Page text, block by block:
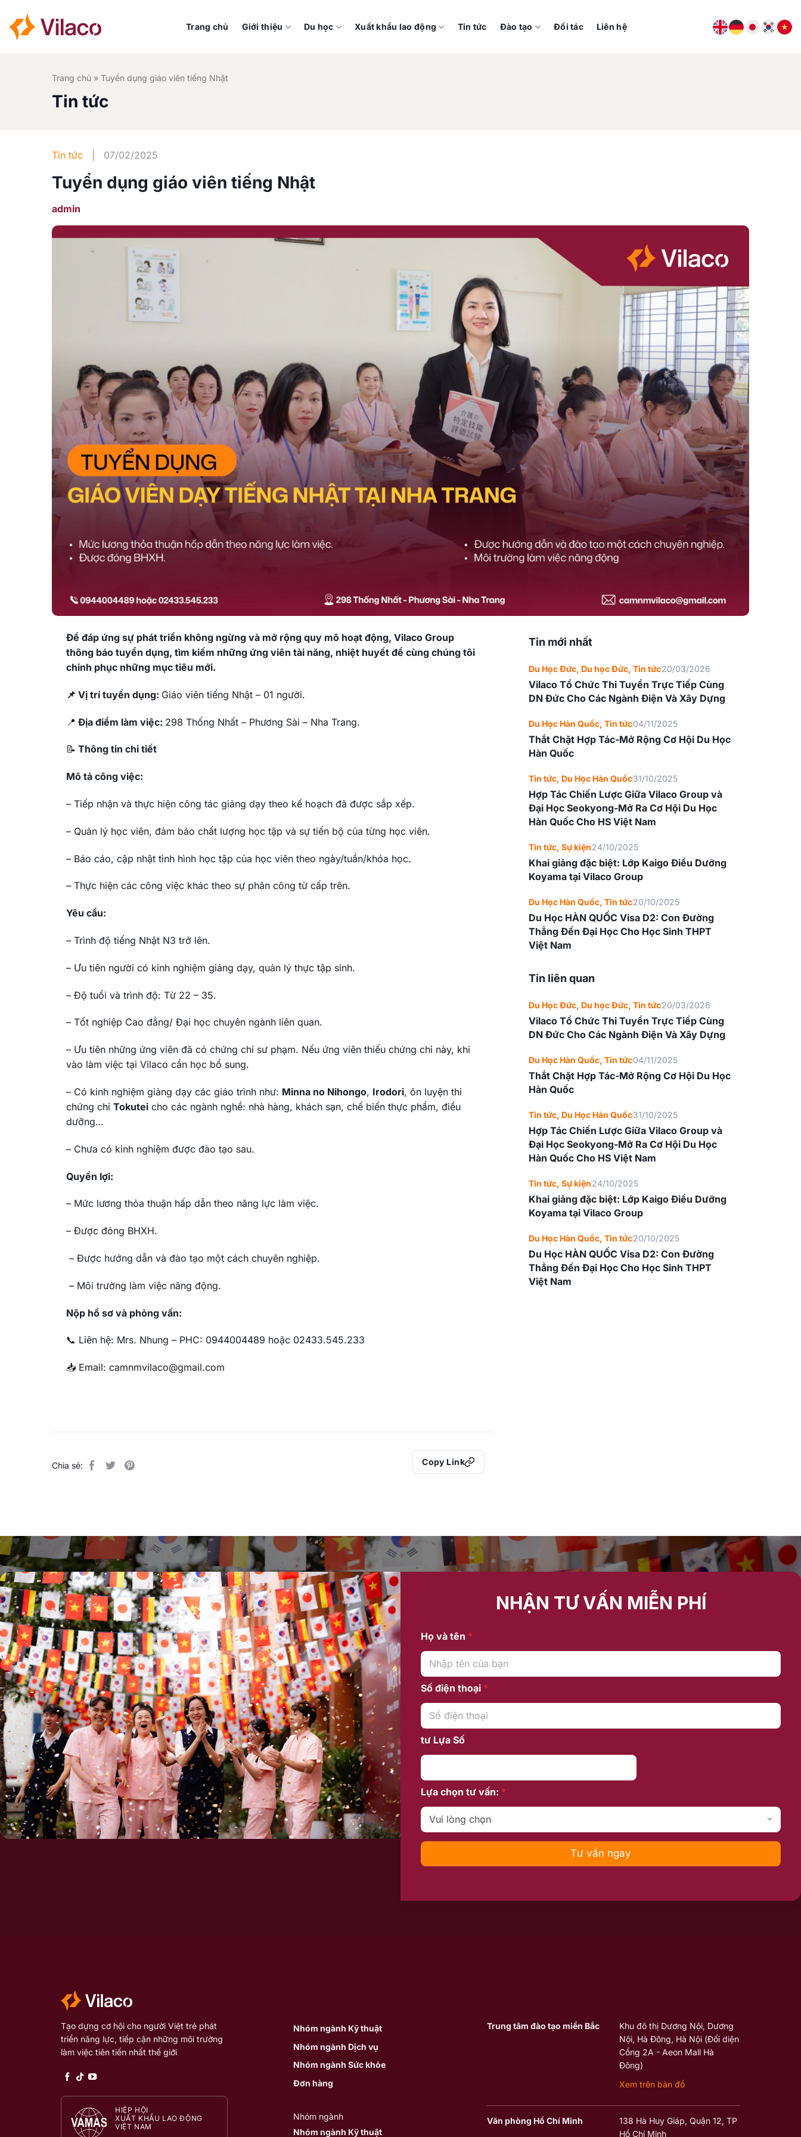
nội
Trang chủ Giới thiệu Du học Xuất khẩu lao động Tin tức Đào tạo Đối tác Liên hệ
Trang chủ » Tuyển dụng giáo viên tiếng Nhật
Tin tức
Tin tức 07/02/2025
Tuyển dụng giáo viên tiếng Nhật
admin
Để đáp ứng sự phát triển không ngừng và mở rộng quy mô hoạt động, Vilaco Group
thông báo tuyển dụng, tìm kiếm những ứng viên tài năng, nhiệt huyết để cùng chúng tôi
chinh phục những mục tiêu mới.
📌 Vị trí tuyển dụng: Giáo viên tiếng Nhật – 01 người.
📍 Địa điểm làm việc: 298 Thống Nhất – Phương Sài – Nha Trang.
📝 Thông tin chi tiết
Mô tả công việc:
– Tiếp nhận và thực hiện công tác giảng dạy theo kế hoạch đã được sắp xếp.
– Quản lý học viên, đảm bảo chất lượng học tập và sự tiến bộ của từng học viên.
– Báo cáo, cập nhật tình hình học tập của học viên theo ngày/tuần/khóa học.
– Thực hiện các công việc khác theo sự phân công từ cấp trên.
Yêu cầu:
– Trình độ tiếng Nhật N3 trở lên.
– Ưu tiên người có kinh nghiệm giảng dạy, quản lý thực tập sinh.
– Độ tuổi và trình độ: Từ 22 – 35.
– Tốt nghiệp Cao đẳng/ Đại học chuyên ngành liên quan.
– Ưu tiên những ứng viên đã có chứng chỉ sư phạm. Nếu ứng viên thiếu chứng chỉ này, khi
vào làm việc tại Vilaco cần học bổ sung.
– Có kinh nghiệm giảng dạy các giáo trình như: Minna no Nihongo, Irodori, ôn luyện thi
chứng chỉ Tokutei cho các ngành nghề: nhà hàng, khách sạn, chế biến thực phẩm, điều
dưỡng…
– Chưa có kinh nghiệm được đào tạo sau.
Quyền lợi:
– Mức lương thỏa thuận hấp dẫn theo năng lực làm việc.
– Được đóng BHXH.
– Được hướng dẫn và đào tạo một cách chuyên nghiệp.
– Môi trường làm việc năng động.
Nộp hồ sơ và phỏng vấn:
📞 Liên hệ: Mrs. Nhung – PHC: 0944004489 hoặc 02433.545.233
📥 Email: camnmvilaco@gmail.com
Chia sẻ: Copy Link
Tin mới nhất
Du Học Đức, Du học Đức, Tin tức20/03/2026
Vilaco Tổ Chức Thi Tuyển Trực Tiếp Cùng
DN Đức Cho Các Ngành Điện Và Xây Dựng
Du Học Hàn Quốc, Tin tức04/11/2025
Thắt Chặt Hợp Tác-Mở Rộng Cơ Hội Du Học
Hàn Quốc
Tin tức, Du Học Hàn Quốc31/10/2025
Hợp Tác Chiến Lược Giữa Vilaco Group và
Đại Học Seokyong-Mở Ra Cơ Hội Du Học
Hàn Quốc Cho HS Việt Nam
Tin tức, Sự kiện24/10/2025
Khai giảng đặc biệt: Lớp Kaigo Điều Dưỡng
Koyama tại Vilaco Group
Du Học Hàn Quốc, Tin tức20/10/2025
Du Học HÀN QUỐC Visa D2: Con Đường
Thẳng Đến Đại Học Cho Học Sinh THPT
Việt Nam
Tin liên quan
Du Học Đức, Du học Đức, Tin tức20/03/2026
Vilaco Tổ Chức Thi Tuyển Trực Tiếp Cùng
DN Đức Cho Các Ngành Điện Và Xây Dựng
Du Học Hàn Quốc, Tin tức04/11/2025
Thắt Chặt Hợp Tác-Mở Rộng Cơ Hội Du Học
Hàn Quốc
Tin tức, Du Học Hàn Quốc31/10/2025
Hợp Tác Chiến Lược Giữa Vilaco Group và
Đại Học Seokyong-Mở Ra Cơ Hội Du Học
Hàn Quốc Cho HS Việt Nam
Tin tức, Sự kiện24/10/2025
Khai giảng đặc biệt: Lớp Kaigo Điều Dưỡng
Koyama tại Vilaco Group
Du Học Hàn Quốc, Tin tức20/10/2025
Du Học HÀN QUỐC Visa D2: Con Đường
Thẳng Đến Đại Học Cho Học Sinh THPT
Việt Nam
NHẬN TƯ VẤN MIỄN PHÍ
Họ và tên *
Số điện thoại *
tư Lựa Số
Lựa chọn tư vấn: *
Tư vấn ngay
Tạo dựng cơ hội cho người Việt trẻ phát
triển năng lực, tiếp cận những môi trường
làm việc tiên tiến nhất thế giới
HIỆP HỘI
XUẤT KHẨU LAO ĐỘNG
VIỆT NAM
Nhóm ngành Kỹ thuật
Nhóm ngành Dịch vụ
Nhóm ngành Sức khỏe
Đơn hàng
Nhóm ngành
Nhóm ngành Kỹ thuật
Trung tâm đào tạo miền Bắc
Khu đô thị Dương Nội, Dương
Nội, Hà Đông, Hà Nội (Đối diện
Cổng 2A - Aeon Mall Hà
Đông)
Xem trên bản đồ
Văn phòng Hồ Chí Minh
138 Hà Huy Giáp, Quận 12, TP
Hồ Chí Minh